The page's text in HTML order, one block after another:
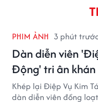
PHIM ẢNH 3 phút
Dàn diễn viên
Động' tri ân
Khép lại Điệp Vụ Kim
dàn diễn viên đồng